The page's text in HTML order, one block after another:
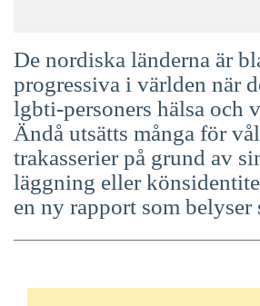
De nordiska länderna är
progressiva i världen när
lgbti-personers hälsa och
Ändå utsätts många för
trakasserier på grund av
läggning eller
en ny rapport som belyser